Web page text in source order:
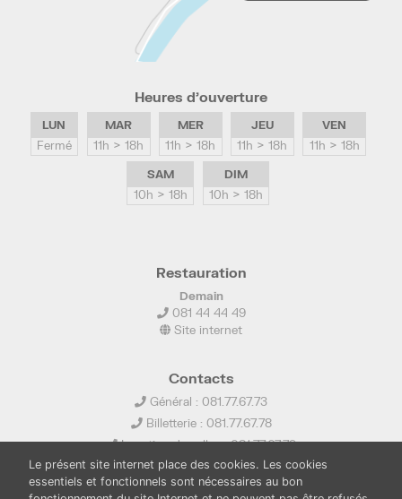
Heures d’ouverture
LUN
Fermé
MAR
11h > 18h
MER
11h > 18h
JEU
11h > 18h
VEN
11h > 18h
SAM
10h > 18h
DIM
10h > 18h
Restauration
Demain
081 44 44 49
Site internet
Contacts
Général : 081.77.67.73
Billetterie : 081.77.67.78
Location de salles : 081.77.67.79
info@ledelta.be
Le présent site internet place des cookies. Les cookies
essentiels et fonctionnels sont nécessaires au bon